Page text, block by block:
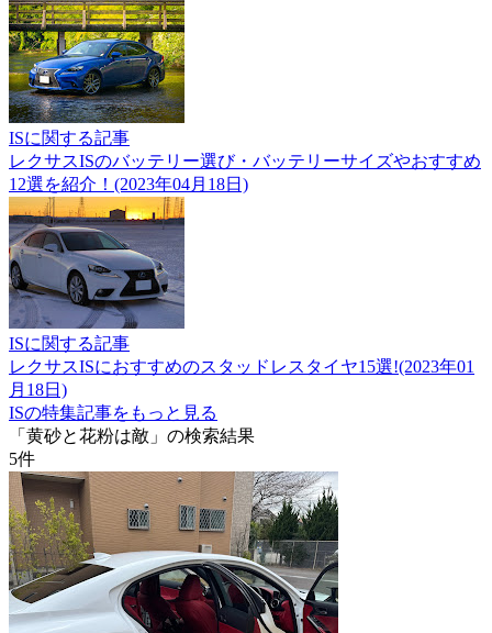
ISに関する記事
レクサスISのバッテリー選び・バッテリーサイズやおすすめ
12選を紹介！(2023年04月18日)
ISに関する記事
レクサスISにおすすめのスタッドレスタイヤ15選!(2023年01
月18日)
ISの特集記事をもっと見る
「黄砂と花粉は敵」の検索結果
5件